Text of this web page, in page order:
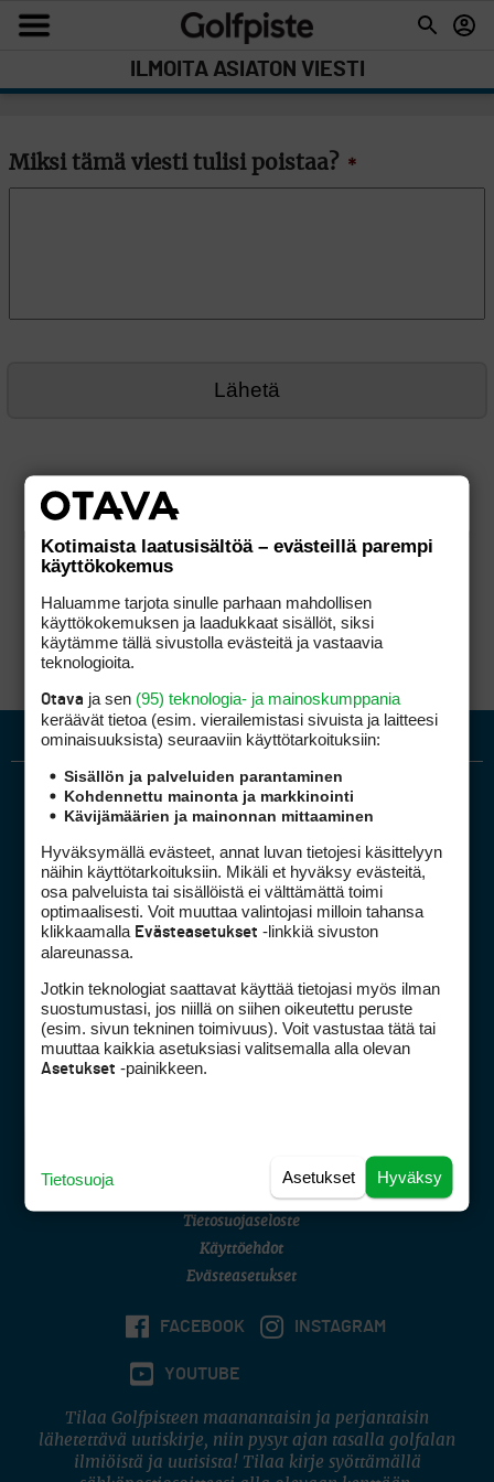
ILMOITA ASIATON VIESTI
Miksi tämä viesti tulisi poistaa? *
Golfpiste mediakortti
Golfpisteen yhteystiedot
DSA avoimuusraportti
Asiakaspalvelu
(digi) digi@otavamedia.fi
Tietosuojaseloste
Käyttöehdot
Evästeasetukset
FACEBOOK INSTAGRAM
YOUTUBE
Tilaa Golfpisteen maanantaisin ja perjantaisin
lähetettävä uutiskirje, niin pysyt ajan tasalla golfalan
ilmiöistä ja uutisista! Tilaa kirje syöttämällä
Kotimaista laatusisältöä – evästeillä parempi
käyttökokemus
Haluamme tarjota sinulle parhaan mahdollisen
käyttökokemuksen ja laadukkaat sisällöt, siksi
käytämme tällä sivustolla evästeitä ja vastaavia
teknologioita.
Otava ja sen (95) teknologia- ja mainoskumppania
keräävät tietoa (esim. vierailemis­tasi sivuista ja laitteesi
ominaisuuk­sista) seuraaviin käyttötarkoituksiin:
Sisällön ja palveluiden parantaminen
Kohdennettu mainonta ja markkinointi
Kävijämäärien ja mainonnan mittaaminen
Hyväksymällä evästeet, annat luvan tietojesi käsittelyyn
näihin käyttötarkoituksiin. Mikäli et hyväksy evästeitä,
osa palveluista tai sisällöistä ei välttämättä toimi
optimaalisesti. Voit muuttaa valintojasi milloin tahansa
klikkaamalla Evästeasetukset -linkkiä sivuston
alareunassa.
Jotkin teknologiat saattavat käyttää tietojasi myös ilman
suostumustasi, jos niillä on siihen oikeutettu peruste
(esim. sivun tekninen toimivuus). Voit vastustaa tätä tai
muuttaa kaikkia asetuksiasi valitsemalla alla olevan
Asetukset -painikkeen.
Hyväksy
Asetukset
Tietosuoja